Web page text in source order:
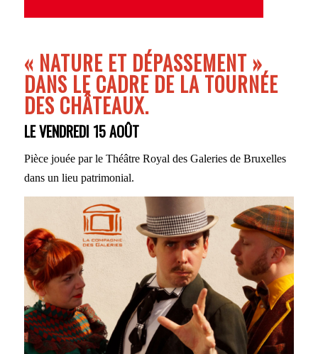
« NATURE ET DÉPASSEMENT »
DANS LE CADRE DE LATOURNÉE
DES CHÂTEAUX.
LE VENDREDI 15 AOÛT
Pièce jouée par le Théâtre Royal des Galeries de Bruxelles
dans un lieu patrimonial.